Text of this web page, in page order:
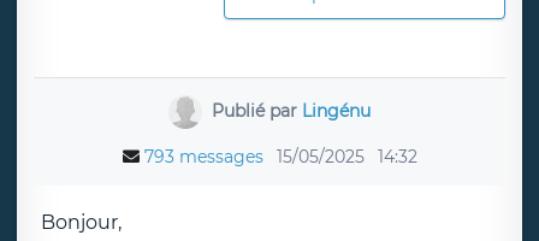
Publié par Lingénu
793 messages 15/05/2025 14:32
Bonjour,